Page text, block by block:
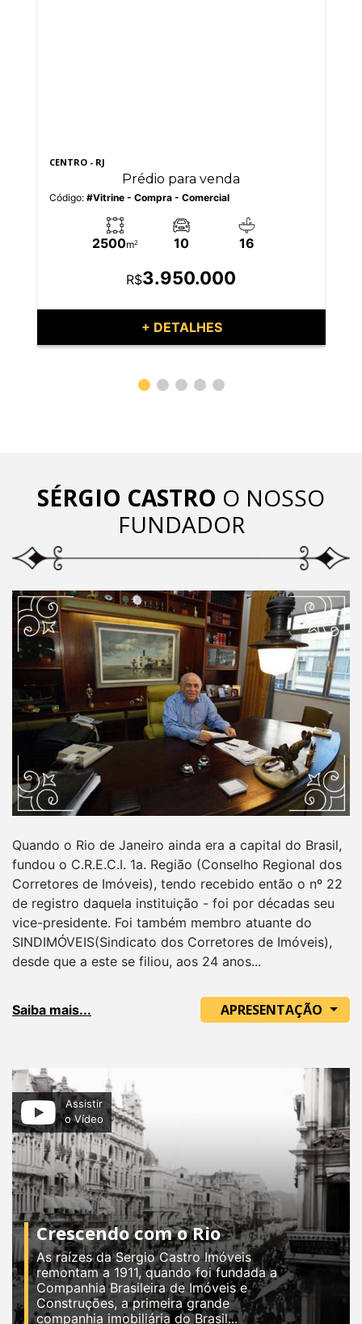
CENTRO - RJ
Prédio para venda
Código: #Vitrine - Compra - Comercial
2500m2 10 16
R$3.950.000
+ DETALHES
SÉRGIO CASTRO O NOSSO
FUNDADOR
Quando o Rio de Janeiro ainda era a capital do Brasil,
fundou o C.R.E.C.I. 1a. Região (Conselho Regional dos
Corretores de Imóveis), tendo recebido então o nº 22
de registro daquela instituição - foi por décadas seu
vice-presidente. Foi também membro atuante do
SINDIMÓVEIS(Sindicato dos Corretores de Imóveis),
desde que a este se filiou, aos 24 anos...
Saiba mais... APRESENTAÇÃO
Assistir
o Vídeo
Crescendo com o Rio
As raízes da Sergio Castro Imóveis
remontam a 1911, quando foi fundada a
Companhia Brasileira de Imóveis e
Construções, a primeira grande
companhia imobiliária do Brasil...